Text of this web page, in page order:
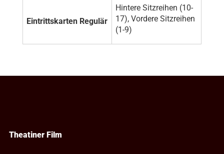
Eintrittskarten Regulär
Hintere Sitzreihen (10-
17), Vordere Sitzreihen
(1-9)
Theatiner Film